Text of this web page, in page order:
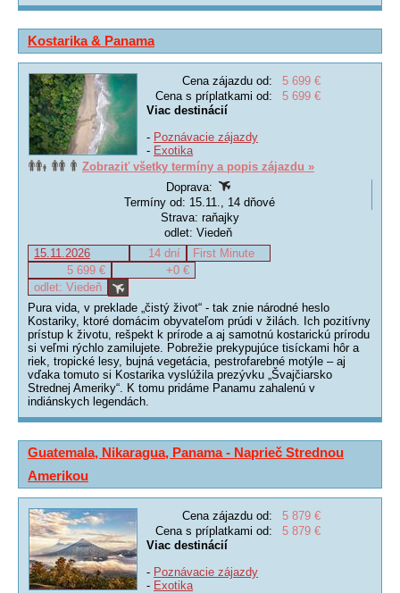
Kostarika & Panama
Cena zájazdu od:
5 699 €
Cena s príplatkami od:
5 699 €
Viac destinácií
- Poznávacie zájazdy
- Exotika
Zobraziť všetky termíny a popis zájazdu »
Doprava:
Termíny od: 15.11., 14 dňové
Strava: raňajky
odlet: Viedeň
15.11.2026
14 dní
First Minute
5 699 €
+0 €
odlet: Viedeň
Pura vida, v preklade „čistý život“ - tak znie národné heslo
Kostariky, ktoré domácim obyvateľom prúdi v žilách. Ich pozitívny
prístup k životu, rešpekt k prírode a aj samotnú kostarickú prírodu
si veľmi rýchlo zamilujete. Pobrežie prekypujúce tisíckami hôr a
riek, tropické lesy, bujná vegetácia, pestrofarebné motýle – aj
vďaka tomuto si Kostarika vyslúžila prezývku „Švajčiarsko
Strednej Ameriky“. K tomu pridáme Panamu zahalenú v
indiánskych legendách.
Guatemala, Nikaragua, Panama - Naprieč Strednou
Amerikou
Cena zájazdu od:
5 879 €
Cena s príplatkami od:
5 879 €
Viac destinácií
- Poznávacie zájazdy
- Exotika